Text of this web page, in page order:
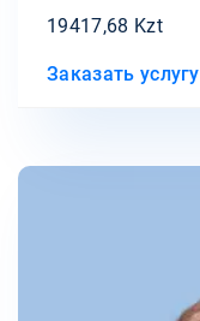
19417,68 Kzt
Заказать услугу